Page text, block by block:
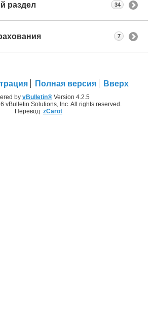
раздел 34
7
Полная версия Вверх
by vBulletin®Version 4.2.5
vBulletin Solutions, Inc. All rights reserved.
Перевод: zCarot